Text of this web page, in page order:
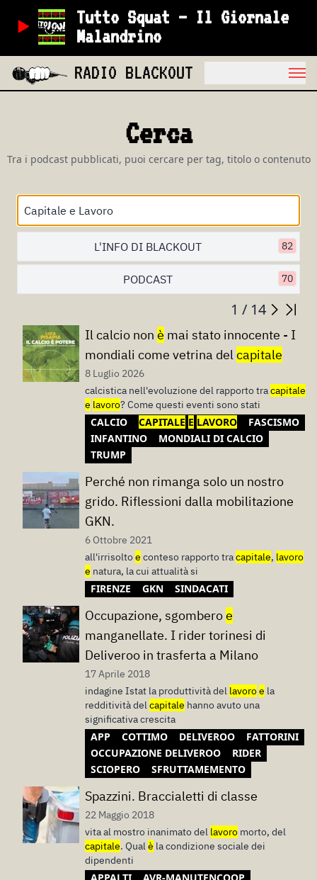
Tutto Squat – Il Giornale
Malandrino
RADIO BLACKOUT
Cerca
Tra i podcast pubblicati, puoi cercare per tag, titolo o contenuto
L'INFO DI BLACKOUT 82
PODCAST 70
1 / 14
Il calcio non è mai stato innocente - I
mondiali come vetrina delcapitale
8 Luglio 2026
calcistica nell'evoluzione del rapporto tracapitale
e lavoro? Come questi eventi sono stati
CALCIO CAPITALE E LAVORO
FASCISMO
INFANTINO
MONDIALI DI CALCIO
TRUMP
Perché non rimanga solo un nostro
grido. Riflessioni dalla mobilitazione
GKN.
6 Ottobre 2021
all'irrisoltoe conteso rapporto tracapitale, lavoro
e natura, la cui attualità si
FIRENZE GKN SINDACATI
Occupazione, sgomberoe
manganellate. I rider torinesi di
Deliveroo in trasferta a Milano
17 Aprile 2018
indagine Istat la produttività del lavoroe la
redditività delcapitale hanno avuto una
significativa crescita
APP COTTIMO DELIVEROO
FATTORINI
OCCUPAZIONE DELIVEROO
RIDER
SCIOPERO
SFRUTTAMEMENTO
Spazzini. Braccialetti di classe
22 Maggio 2018
vita al mostro inanimato del lavoro morto, del
capitale. Qualè la condizione sociale dei
dipendenti